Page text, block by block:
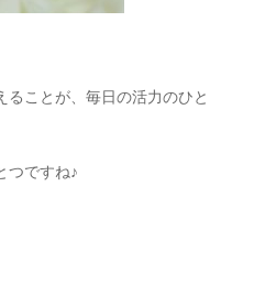
ことが、毎日の活力のひと
つですね♪